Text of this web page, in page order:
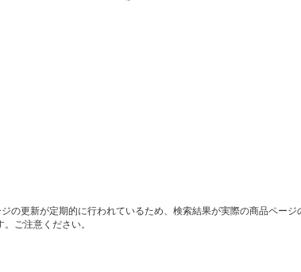
の更新が定期的に行われているため、検索結果が実際の商品ペー
。ご注意ください。